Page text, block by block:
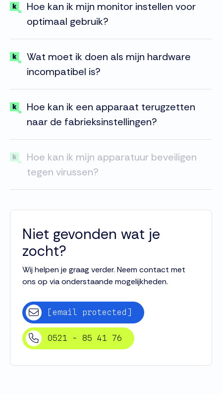
Hoe kan ik mijn monitor instellen voor
optimaal gebruik?
Wat moet ik doen als mijn hardware
incompatibel is?
Hoe kan ik een apparaat terugzetten
naar de fabrieksinstellingen?
Hoe kan ik mijn apparatuur beveiligen
tegen virussen?
Niet gevonden wat je
zocht?
Wij helpen je graag verder. Neem contact met
ons op via onderstaande mogelijkheden.
[email protected]
0521 - 85 41 76